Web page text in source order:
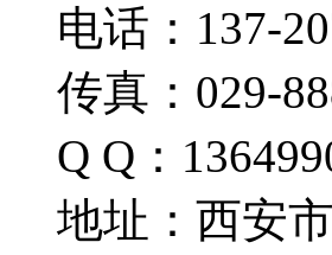
电话：137-
传真：029-
Q Q：
地址：西安